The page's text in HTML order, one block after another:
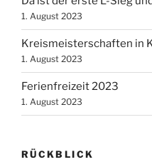
1. August 2023
Kreismeisterschaften in
1. August 2023
Ferienfreizeit 2023
1. August 2023
RÜCKBLICK